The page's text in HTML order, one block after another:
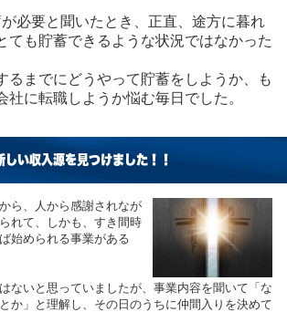
必要と聞いたとき、正直、途方に暮れ
ても貯蓄できるような状況ではなかった
るまでにどうやって貯蓄をしようか、も
社に転職しようか悩む毎日でした。
しい収入源を見つけました！！
ら、人から感謝されなが
れて、しかも、すき間時
始められる事業がある
ないと思っていましたが、事業内容を聞いて「な
か」と理解し、その日のうちに仲間入りを決めて